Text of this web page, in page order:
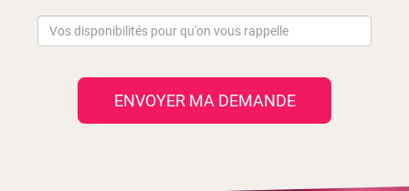
ENVOYER MA DEMANDE